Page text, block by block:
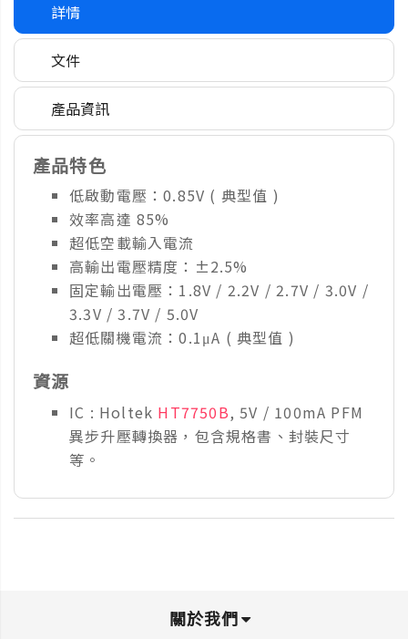
詳情
文件
產品資訊
產品特色
低啟動電壓：0.85V ( 典型值 )
效率高達 85%
超低空載輸入電流
高輸出電壓精度：±2.5%
固定輸出電壓：1.8V / 2.2V / 2.7V / 3.0V /
3.3V / 3.7V / 5.0V
超低關機電流：0.1μA ( 典型值 )
資源
IC : Holtek HT7750B, 5V / 100mA PFM
異步升壓轉換器，包含規格書、封裝尺寸
等。
關於我們